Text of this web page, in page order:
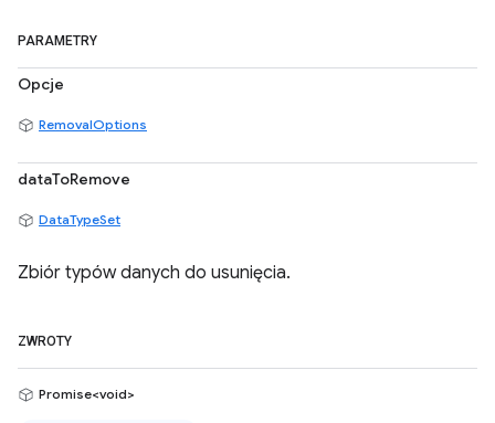
PARAMETRY
Opcje
RemovalOptions
dataToRemove
DataTypeSet
Zbiór typów danych do usunięcia.
ZWROTY
Promise<void>